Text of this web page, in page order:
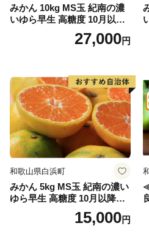
みかん 10kg MS玉 紀南の濃
いゆら早生 高糖度 10月以降
発送 マルチ被覆栽培27,000円
和歌山県白浜町
みかん 5kg MS玉 紀南の濃い
ゆら早生 高糖度 10月以降発
送 マルチ被覆栽培15,000円